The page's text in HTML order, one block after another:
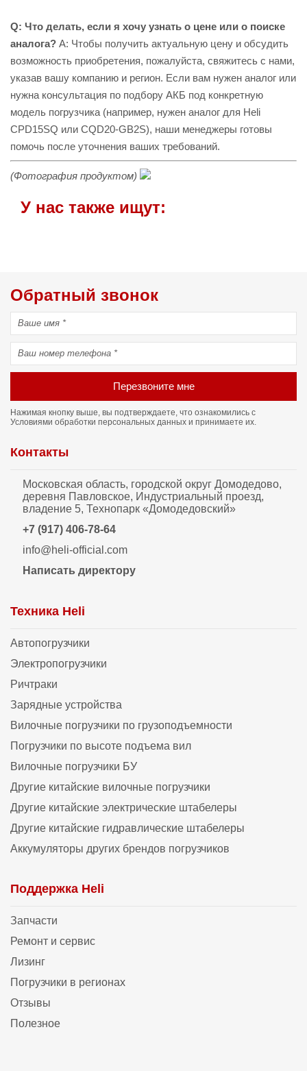
Q: Что делать, если я хочу узнать о цене или о поиске
аналога? A: Чтобы получить актуальную цену и обсудить
возможность приобретения, пожалуйста, свяжитесь с нами,
указав вашу компанию и регион. Если вам нужен аналог или
нужна консультация по подбору АКБ под конкретную
модель погрузчика (например, нужен аналог для Heli
CPD15SQ или CQD20-GB2S), наши менеджеры готовы
помочь после уточнения ваших требований.
(Фотография продуктом)
У нас также ищут:
Обратный звонок
Перезвоните мне
Нажимая кнопку выше, вы подтверждаете, что ознакомились с
Условиями обработки персональных данных и принимаете их.
Контакты
Московская область, городской округ Домодедово,
деревня Павловское, Индустриальный проезд,
владение 5, Технопарк «Домодедовский»
+7 (917) 406-78-64
info@heli-official.com
Написать директору
Техника Heli
Автопогрузчики
Электропогрузчики
Ричтраки
Зарядные устройства
Вилочные погрузчики по грузоподъемности
Погрузчики по высоте подъема вил
Вилочные погрузчики БУ
Другие китайские вилочные погрузчики
Другие китайские электрические штабелеры
Другие китайские гидравлические штабелеры
Аккумуляторы других брендов погрузчиков
Поддержка Heli
Запчасти
Ремонт и сервис
Лизинг
Погрузчики в регионах
Отзывы
Полезное